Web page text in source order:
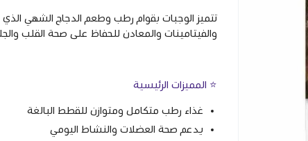
تتميز الوجبات بقوام رطب وطعم الدجاج الشهي الذي
والفيتامينات والمعادن للحفاظ على صحة القلب
⭐ المميزات الرئيسية
غذاء رطب متكامل ومتوازن للقطط البالغة
يدعم صحة العضلات والنشاط اليومي